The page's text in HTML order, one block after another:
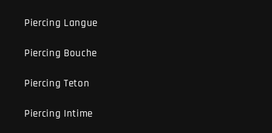
Piercing Langue
Piercing Bouche
Piercing Teton
Piercing Intime